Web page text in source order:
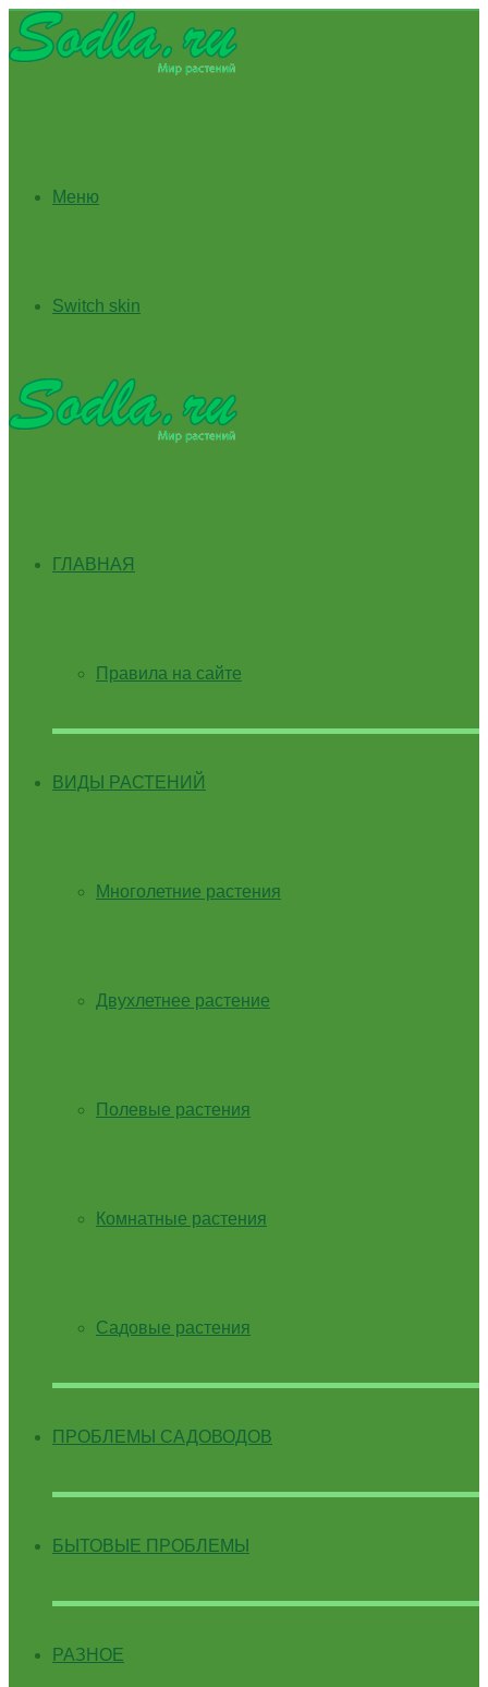
Меню
Switch skin
ГЛАВНАЯ
Правила на сайте
ВИДЫ РАСТЕНИЙ
Многолетние растения
Двухлетнее растение
Полевые растения
Комнатные растения
Садовые растения
ПРОБЛЕМЫ САДОВОДОВ
БЫТОВЫЕ ПРОБЛЕМЫ
РАЗНОЕ